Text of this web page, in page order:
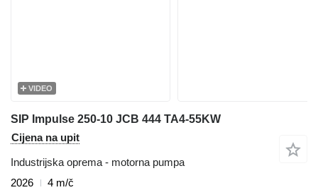
VIDEO
SIP Impulse 250-10 JCB 444 TA4-55KW
Cijena na upit
Industrijska oprema - motorna pumpa
2026
4 m/č